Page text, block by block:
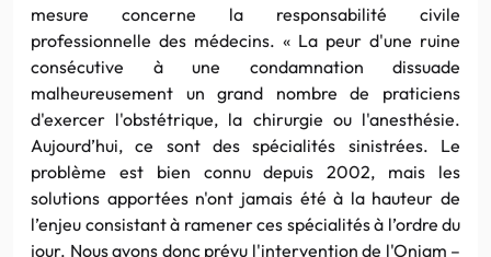
mesure concerne la responsabilité civile
professionnelle des médecins. « La peur d'une ruine
consécutive à une condamnation dissuade
malheureusement un grand nombre de praticiens
d'exercer l'obstétrique, la chirurgie ou l'anesthésie.
Aujourd’hui, ce sont des spécialités sinistrées. Le
problème est bien connu depuis 2002, mais les
solutions apportées n'ont jamais été à la hauteur de
l’enjeu consistant à ramener ces spécialités à l’ordre du
jour. Nous avons donc prévu l'intervention de l'Oniam –